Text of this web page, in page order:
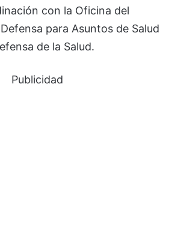
con la Oficina del
para Asuntos de Salud
de la Salud.
Publicidad